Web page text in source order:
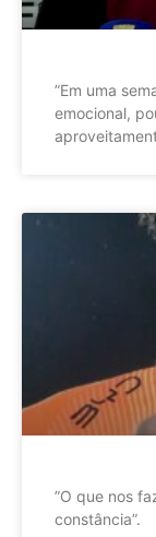
”Em uma
emocional,
”O que nos
constância”.